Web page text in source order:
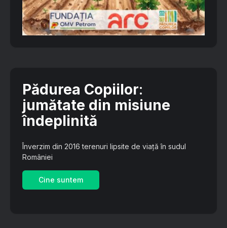
Pădurea Copiilor:
jumătate din misiune
îndeplinită
Înverzim din 2016 terenuri lipsite de viață în sudul
României
Cine suntem